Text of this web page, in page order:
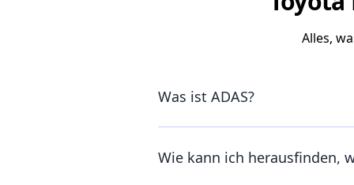
Alles,
Was ist ADAS?
Wie kann ich herausfinden,